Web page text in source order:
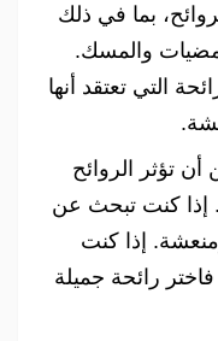
بما في ذلك
والمسك.
التي تعتقد أنها
أن تؤثر الروائح
إذا كنت تبحث عن
إذا كنت
رائحة جميلة